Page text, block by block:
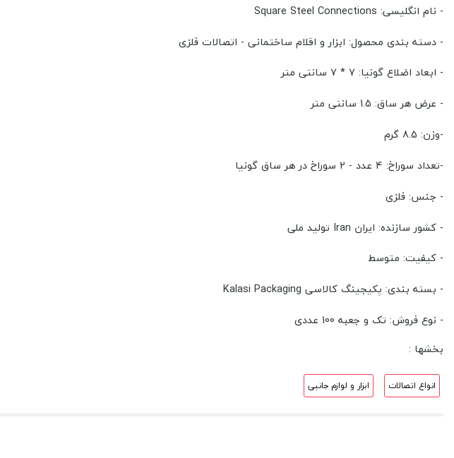
- نام انگلیسی: Square Steel Connections
- دسته بندی محصول: ابزار و اقلام ساختمانی - اتصالات فلزی
- ابعاد اضلاع گونیا: ۷ * ۷ سانتی متر
- عرض هر ساق: 1.5 سانتی متر
-وزن: 8.5 گرم
-تعداد سوراخ: 4 عدد - 2 سوراخ در هر ساق گونیا
- جنس: فلزی
- کشور سازنده: ایران Iran تولید ملی
- کیفیت: متوسط
- بسته بندی: پکیجینگ کالاسی Kalasi Packaging
- نوع فروش: تک و جعبه 100 عددی
بخشها :
انواع اتصالات ابزار و لوازم جانبی